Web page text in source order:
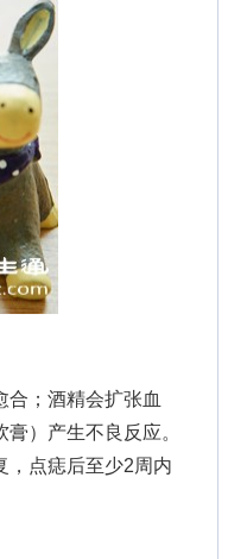
；酒精会扩张血
）产生不良反应。
，点痣后至少2周内